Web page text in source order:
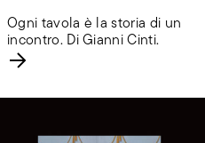
Ogni tavola è la storia di un
incontro. Di Gianni Cinti.